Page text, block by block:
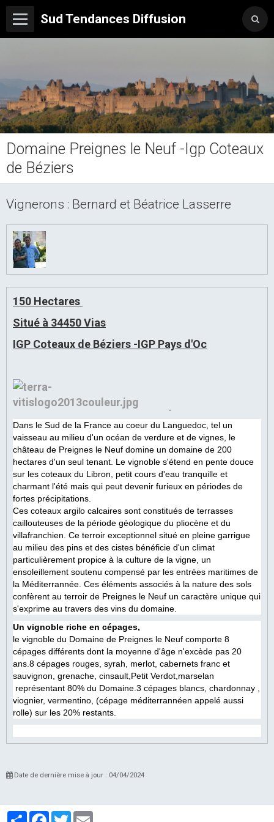
Sud Tendances Diffusion
Domaine Preignes le Neuf -Igp Coteaux
de Béziers
Vignerons : Bernard et Béatrice Lasserre
150 Hectares
Situé à 34450 Vias
IGP Coteaux de Béziers -IGP Pays d'Oc
Dans le Sud de la France au coeur du Languedoc, tel un
vaisseau au milieu d'un océan de verdure et de vignes, le
château de Preignes le Neuf domine un domaine de 200
hectares d'un seul tenant. Le vignoble s'étend en pente douce
sur les coteaux du Libron, petit cours d'eau tranquille et
charmant l'été mais qui peut devenir furieux en périodes de
fortes précipitations.
Ces coteaux argilo calcaires sont constitués de terrasses
caillouteuses de la période géologique du pliocène et du
villafranchien. Ce terroir exceptionnel situé en pleine garrigue
au milieu des pins et des cistes bénéficie d'un climat
particulièrement propice à la culture de la vigne, un
ensoleillement soutenu compensé par les entrées maritimes de
la Méditerrannée. Ces éléments associés à la nature des sols
confèrent au terroir de Preignes le Neuf un caractère unique qui
s'exprime au travers des vins du domaine.
Un vignoble riche en cépages,
le vignoble du Domaine de Preignes le Neuf comporte 8
cépages différents dont la moyenne d'âge n'excède pas 20
ans.8 cépages rouges, syrah, merlot, cabernets franc et
sauvignon, grenache, cinsault,Petit Verdot,marselan
représentant 80% du Domaine.3 cépages blancs, chardonnay ,
viognier, vermentino, (cépage méditerrannéen appelé aussi
rolle) sur les 20% restants.
Date de dernière mise à jour : 04/04/2024
PartagerFacebook
Twitter